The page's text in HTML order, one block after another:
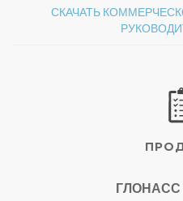
СКАЧАТЬ
ГЛОНАСС